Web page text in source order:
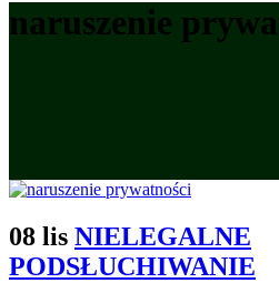
naruszenie
08 lis NIELEGALNE
PODSŁUCHIWANIE